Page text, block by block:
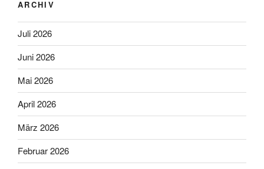
ARCHIV
Juli 2026
Juni 2026
Mai 2026
April 2026
März 2026
Februar 2026